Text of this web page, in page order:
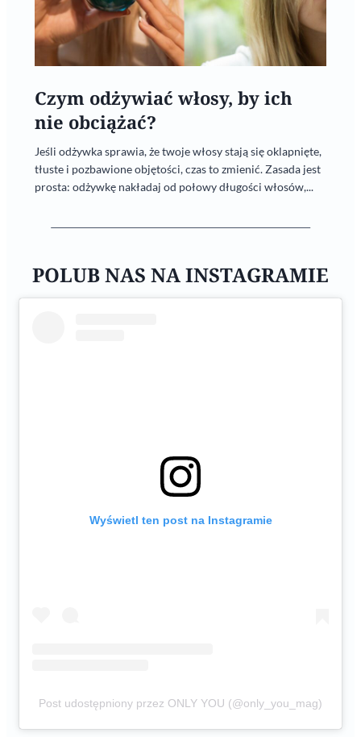
Czym odżywiać włosy, by ich
nie obciążać?
Jeśli odżywka sprawia, że twoje włosy stają się oklapnięte,
tłuste i pozbawione objętości, czas to zmienić. Zasada jest
prosta: odżywkę nakładaj od połowy długości włosów,...
POLUB NAS NA INSTAGRAMIE
Wyświetl ten post na Instagramie
Post udostępniony przez ONLY YOU (@only_you_mag)